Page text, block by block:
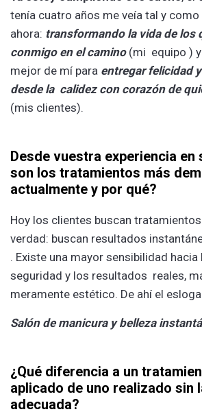
tenía cuatro años me veía tal y
ahora: transformando la vida de los
conmigo en el camino (mi equipo )
mejor de mí para entregar felicidad
desde la calidez con corazón de
(mis clientes).
Desde vuestra experiencia en
son los tratamientos más
actualmente y por qué?
Hoy los clientes buscan
verdad: buscan resultados
. Existe una mayor sensibilidad hacia
seguridad y los resultados reales,
meramente estético. De ahí el
Salón de manicura y belleza
¿Qué diferencia a un
aplicado de uno realizado sin
adecuada?